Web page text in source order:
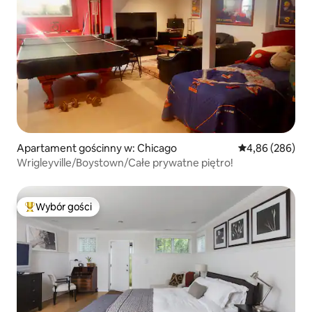
Apartament gościnny w: Chicago Średnia
4,86 (286)
Wrigleyville/Boystown/Całe prywatne piętro!
Najpopularniejsze z kategorii Wybór gości
Wybór gości